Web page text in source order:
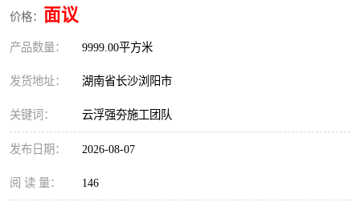
价格： 面议
产品数量： 9999.00平方米
发货地址： 湖南省长沙浏阳市
关键词： 云浮强夯施工团队
发布日期： 2026-08-07
阅 读 量： 146